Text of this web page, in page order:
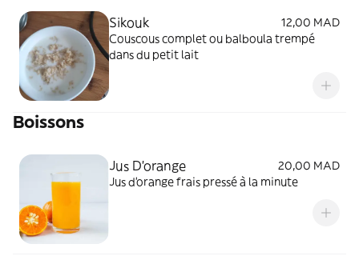
Sikouk
12,00 MAD
Couscous complet ou balboula trempé
dans du petit lait
Boissons
Jus D'orange
20,00 MAD
Jus d'orange frais pressé à la minute